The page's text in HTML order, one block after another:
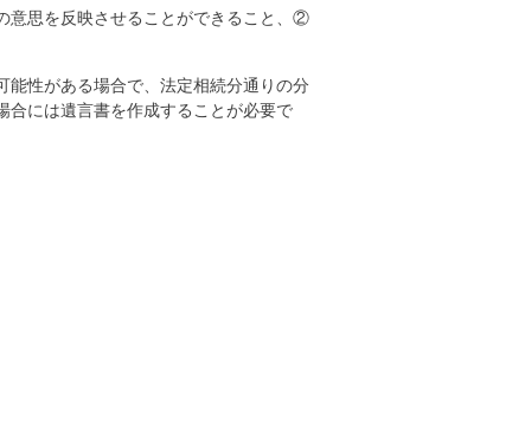
意思を反映させることができること、②
能性がある場合で、法定相続分通りの分
合には遺言書を作成することが必要で